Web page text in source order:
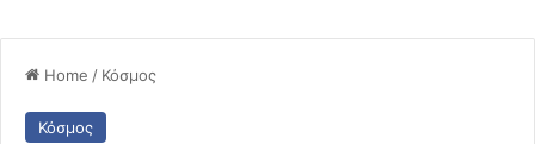
Home / Κόσμος
Κόσμος